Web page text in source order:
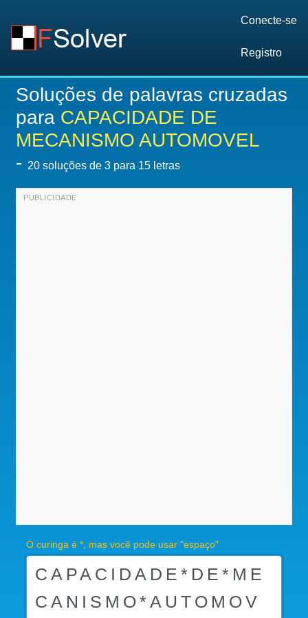
Conecte-se
Registro
Soluções de palavras cruzadas
para CAPACIDADE DE
MECANISMO AUTOMOVEL
- 20 soluções de 3 para 15 letras
O curinga é *, mas você pode usar "espaço"